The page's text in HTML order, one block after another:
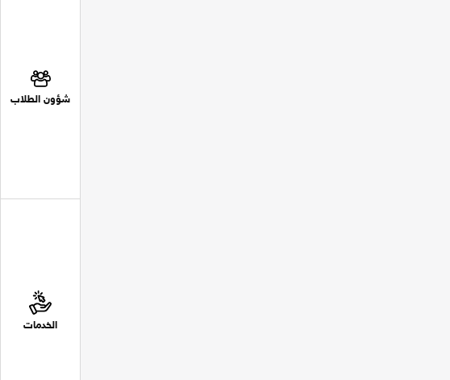
شؤون الطلاب
الخدمات